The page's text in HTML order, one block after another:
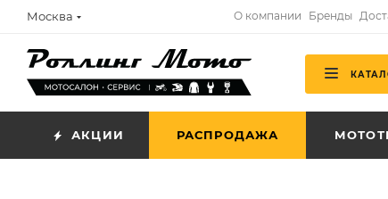
Москва О компании Бренды
АКЦИИ РАСПРОДАЖА